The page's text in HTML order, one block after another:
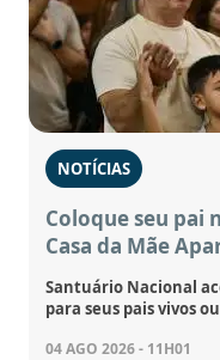
NOTÍCIAS
Coloque seu pai
Casa da Mãe
Santuário Nacional
para seus pais vivos
04 AGO 2026 - 11H01